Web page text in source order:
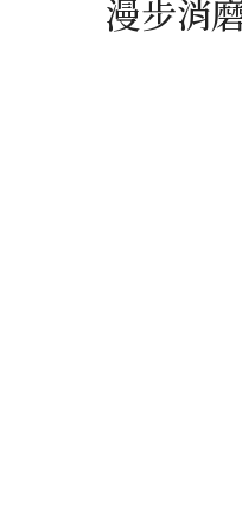
漫步消